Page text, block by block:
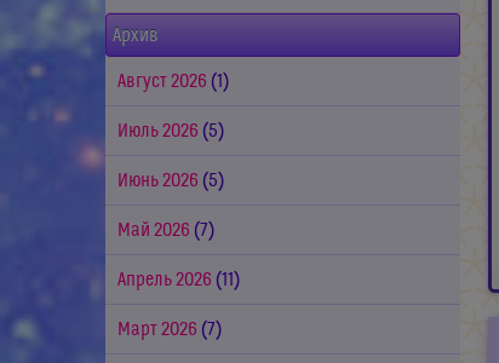
Архив
Август 2026 (1)
Июль 2026 (5)
Июнь 2026 (5)
Май 2026 (7)
Апрель 2026 (11)
Март 2026 (7)